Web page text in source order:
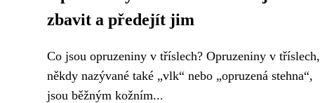
zbavit a předejít jim
Co jsou opruzeniny v tříslech? Opruzeniny v tříslech,
někdy nazývané také „vlk“ nebo „opruzená stehna“,
jsou běžným kožním...